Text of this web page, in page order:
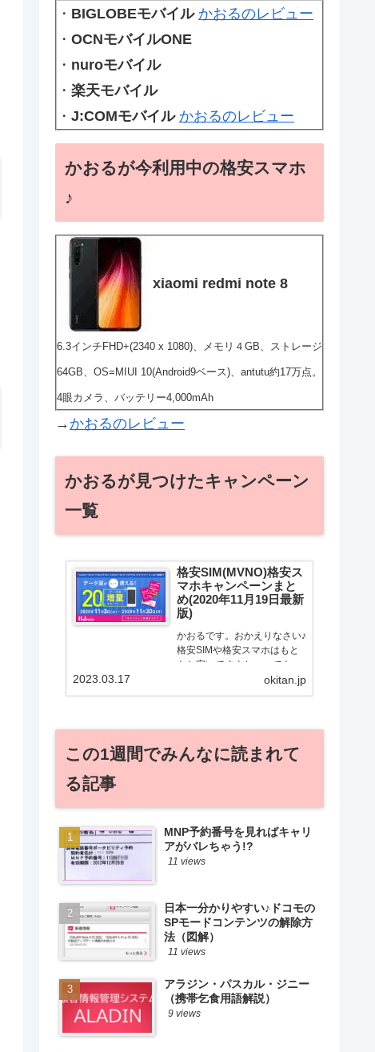
・ BIGLOBEモバイル かおるのレビュー
・ OCNモバイルONE
・ nuroモバイル
・ 楽天モバイル
・ J:COMモバイル かおるのレビュー
かおるが今利用中の格安スマホ
♪
xiaomi redmi note 8
6.3インチFHD+(2340 x 1080)、メモリ４GB、ストレージ
64GB、OS=MIUI 10(Android9ベース)、antutu約17万点。
4眼カメラ、バッテリー4,000mAh
→かおるのレビュー
かおるが見つけたキャンペーン
一覧
格安SIM(MVNO)格安ス
マホキャンペーンまと
め(2020年11月19日最新
版)
かおるです。おかえりなさい♪
格安SIMや格安スマホはもと
もと安いですよねー。でも！
どうせ契約するなら安くお得
かおるが調べた案件をこっ
そ...
okitan.jp
2023.03.17
この1週間でみんなに読まれて
る記事
MNP予約番号を見ればキャリ
アがバレちゃう!?
11 views
日本一分かりやすい♪ドコモの
SPモードコンテンツの解除方
法（図解）
11 views
アラジン・パスカル・ジニー
（携帯乞食用語解説）
9 views